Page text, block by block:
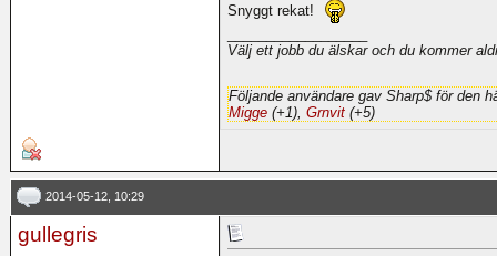
Snyggt rekat!
Välj ett jobb du älskar och du kommer
Följande användare gav Sharp$ för den
Migge (+1), Grnvit (+5)
2014-05-12, 10:29
gullegris